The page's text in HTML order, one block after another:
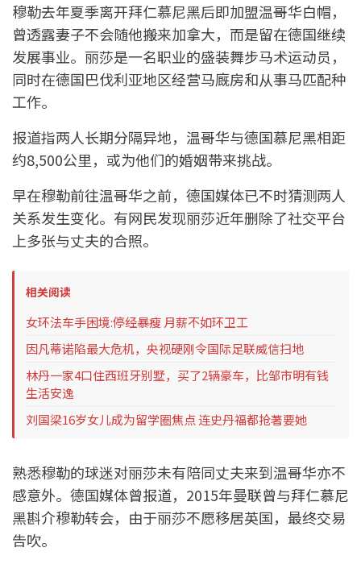
穆勒去年夏季离开拜仁慕尼黑后即加盟温哥华白帽，
曾透露妻子不会随他搬来加拿大，而是留在德国继续
发展事业。丽莎是一名职业的盛装舞步马术运动员，
同时在德国巴伐利亚地区经营马廐房和从事马匹配种
工作。
报道指两人长期分隔异地，温哥华与德国慕尼黑相距
约8,500公里，或为他们的婚姻带来挑战。
早在穆勒前往温哥华之前，德国媒体已不时猜测两人
关系发生变化。有网民发现丽莎近年删除了社交平台
上多张与丈夫的合照。
相关阅读
女环法车手困境:停经暴瘦 月薪不如环卫工
因凡蒂诺陷最大危机，央视硬刚令国际足联威信扫地
林丹一家4口住西班牙别墅，买了2辆豪车，比邹市明有钱
生活安逸
刘国梁16岁女儿成为留学圈焦点 连史丹福都抢著要她
熟悉穆勒的球迷对丽莎未有陪同丈夫来到温哥华亦不
感意外。德国媒体曾报道，2015年曼联曾与拜仁慕尼
黑斟介穆勒转会，由于丽莎不愿移居英国，最终交易
告吹。